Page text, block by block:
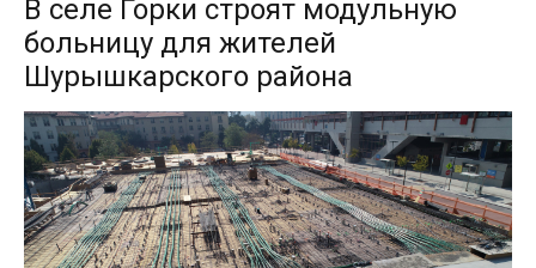
В селе Горки строят модульную
больницу для жителей
Шурышкарского района